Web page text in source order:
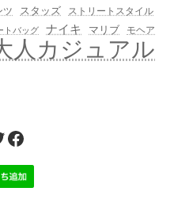
ツ スタッズ ストリートスタイル
トバッグ ナイキ マリブ モヘア
人カジュアル
Facebook